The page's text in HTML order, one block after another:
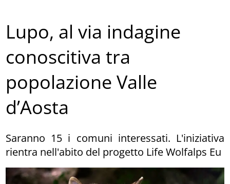
Lupo, al via indagine
conoscitiva tra
popolazione Valle
d’Aosta
Saranno 15 i comuni interessati. L'iniziativa
rientra nell'abito del progetto Life Wolfalps Eu